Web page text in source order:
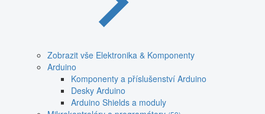
Zobrazit vše Elektronika & Komponenty
Arduino
Komponenty a příslušenství Arduino
Desky Arduino
Arduino Shields a moduly